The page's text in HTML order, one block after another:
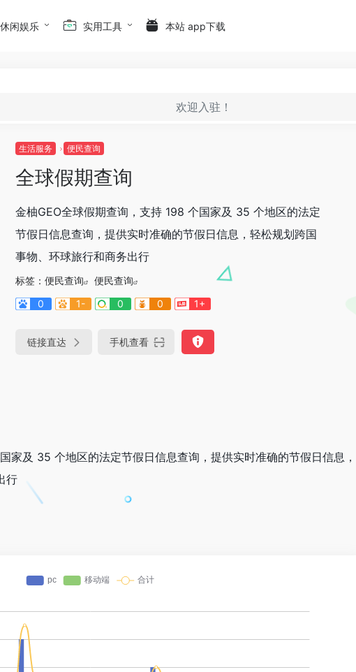
休闲娱乐 实用工具 本站 app下载
欢迎入驻！
生活服务 便民查询
全球假期查询
金柚GEO全球假期查询，支持 198 个国家及 35 个地区的法定
节假日信息查询，提供实时准确的节假日信息，轻松规划跨国
事物、环球旅行和商务出行
标签： 便民查询
便民查询
0
1- 0 0 1+
链接直达 手机查看
家及 35 个地区的法定节假日信息查询，提供实时准确的节假日信息，
行